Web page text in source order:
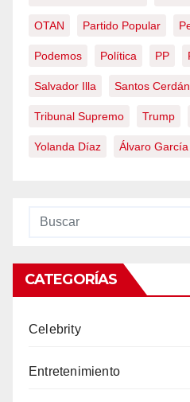
OTAN Partido Popular
Podemos Política PP
Salvador Illa Santos Cerdán
Tribunal Supremo Trump
Yolanda Díaz Álvaro
CATEGORÍAS
Celebrity
Entretenimiento